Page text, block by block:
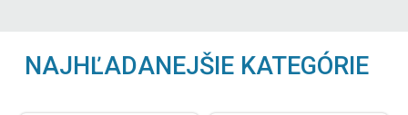
NAJHĽADANEJŠIE KATEGÓRIE